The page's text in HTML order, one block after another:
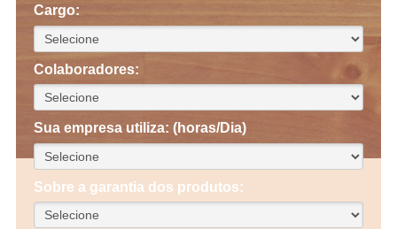
Cargo:
Colaboradores:
Sua empresa utiliza: (horas/Dia)
Sobre a garantia dos produtos: